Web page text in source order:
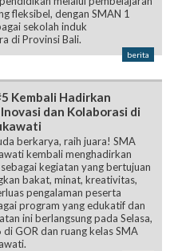
fleksibel, dengan SMAN 1
sekolah induk
di Provinsi Bali.
berita
Kembali Hadirkan
dan Kolaborasi di
berkarya, raih juara! SMA
kembali menghadirkan
kegiatan yang bertujuan
bakat, minat, kreativitas,
pengalaman peserta
program yang edukatif dan
ini berlangsung pada Selasa,
GOR dan ruang kelas SMA